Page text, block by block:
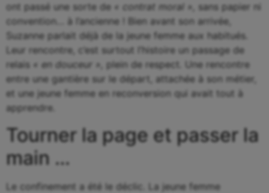
ont passé une sorte de « contrat moral », sans papier ni
convention… à l’ancienne ! Bien avant son arrivée,
Suzanne parlait déjà de la jeune femme aux habitués.
Leur rencontre, c’est surtout l’histoire un passage de
relais « en douceur », plein de respect
Une rencontre
entre une gantière sur le départ, attachée à son métier,
et une jeune femme en reconversion qui avait tout à
apprendre.
Tourner la page et passer la
main …
Le confinement a été le déclic. La jeune femme